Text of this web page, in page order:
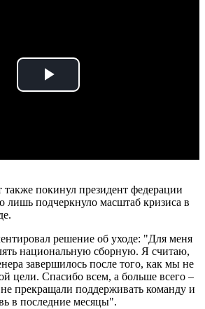
Play
покинул президент федерации
лишь подчеркнуло масштаб кризиса в
решение об уходе: "Для меня
национальную сборную. Я считаю,
завершилось после того, как мы не
цели. Спасибо всем, а больше всего –
прекращали поддерживать команду и
в последние месяцы".